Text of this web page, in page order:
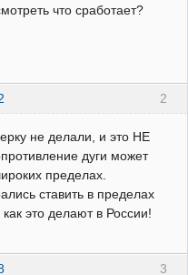
что сработает?
2
не делали, и это НЕ
дуги может
пределах.
ставить в пределах
это делают в России!
3